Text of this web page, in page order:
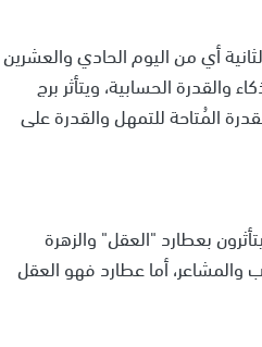
أي من اليوم الحادي والعشرين
الحسابية، ويتأثر برج
المُتاحة للتمهل والقدرة على
بعطارد "العقل" والزهرة
والمشاعر، أما عطارد فهو العقل